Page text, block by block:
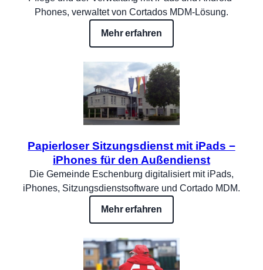
Phones, verwaltet von Cortados MDM-Lösung.
Mehr erfahren
Papierloser Sitzungsdienst mit iPads −
iPhones für den Außendienst
Die Gemeinde Eschenburg digitalisiert mit iPads,
iPhones, Sitzungsdienstsoftware und Cortado MDM.
Mehr erfahren